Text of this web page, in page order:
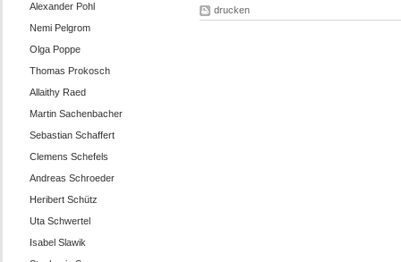
Alexander Pohl
Nemi Pelgrom
Olga Poppe
Thomas Prokosch
Allaithy Raed
Martin Sachenbacher
Sebastian Schaffert
Clemens Schefels
Andreas Schroeder
Heribert Schütz
Uta Schwertel
Isabel Slawik
drucken